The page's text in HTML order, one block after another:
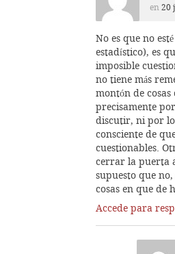
en 20
No es que no
estadístico), es
imposible
no tiene más
montón de
precisamente
discutir, ni por lo
consciente de
cuestionables.
cerrar la puerta
supuesto que
cosas en que de
Accede para